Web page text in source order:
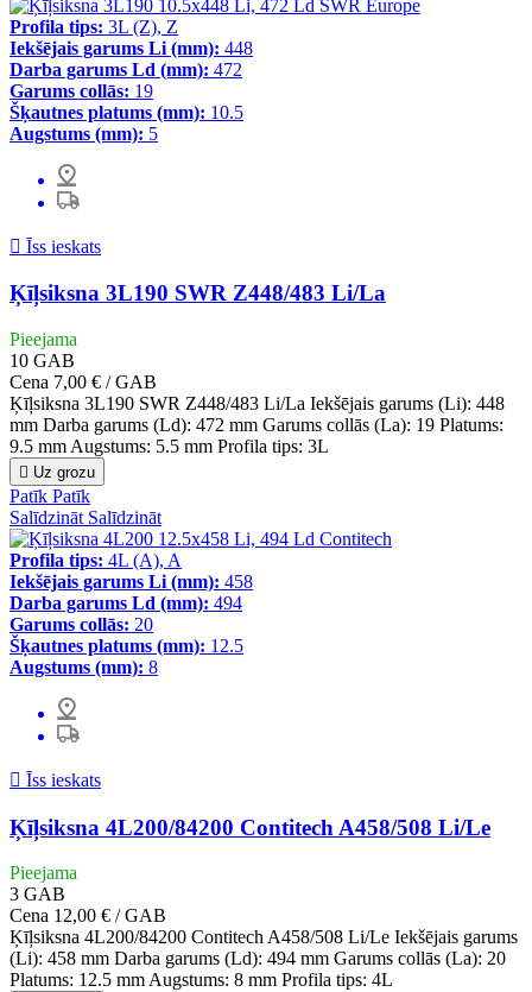
Profila tips: 3L (Z), Z
Iekšējais garums Li (mm): 448
Darba garums Ld (mm): 472
Garums collās: 19
Šķautnes platums (mm): 10.5
Augstums (mm): 5
 Īss ieskats
Ķīļsiksna 3L190 SWR Z448/483 Li/La
Pieejama
10 GAB
Cena 7,00 € / GAB
Ķīļsiksna 3L190 SWR Z448/483 Li/La Iekšējais garums (Li): 448
mm Darba garums (Ld): 472 mm Garums collās (La): 19 Platums:
9.5 mm Augstums: 5.5 mm Profila tips: 3L
 Uz grozu
Patīk Patīk
Salīdzināt Salīdzināt
Profila tips: 4L (A), A
Iekšējais garums Li (mm): 458
Darba garums Ld (mm): 494
Garums collās: 20
Šķautnes platums (mm): 12.5
Augstums (mm): 8
 Īss ieskats
Ķīļsiksna 4L200/84200 Contitech A458/508 Li/Le
Pieejama
3 GAB
Cena 12,00 € / GAB
Ķīļsiksna 4L200/84200 Contitech A458/508 Li/Le Iekšējais garums
(Li): 458 mm Darba garums (Ld): 494 mm Garums collās (La): 20
Platums: 12.5 mm Augstums: 8 mm Profila tips: 4L